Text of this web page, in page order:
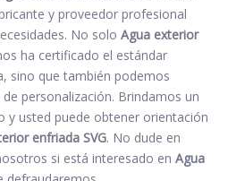
y proveedor profesional
No solo Agua exterior
ha certificado el estándar
sino que también podemos
personalización. Brindamos un
y usted puede obtener orientación
enfriada SVG. No dude en
si está interesado en Agua